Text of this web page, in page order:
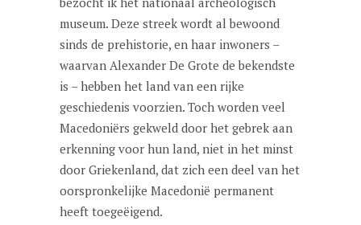
museum. Deze streek wordt al bewoond
sinds de prehistorie, en haar inwoners –
waarvan Alexander De Grote de bekendste
is – hebben het land van een rijke
geschiedenis voorzien. Toch worden veel
Macedoniërs gekweld door het gebrek aan
erkenning voor hun land, niet in het minst
door Griekenland, dat zich een deel van het
oorspronkelijke Macedonië permanent
heeft toegeëigend.